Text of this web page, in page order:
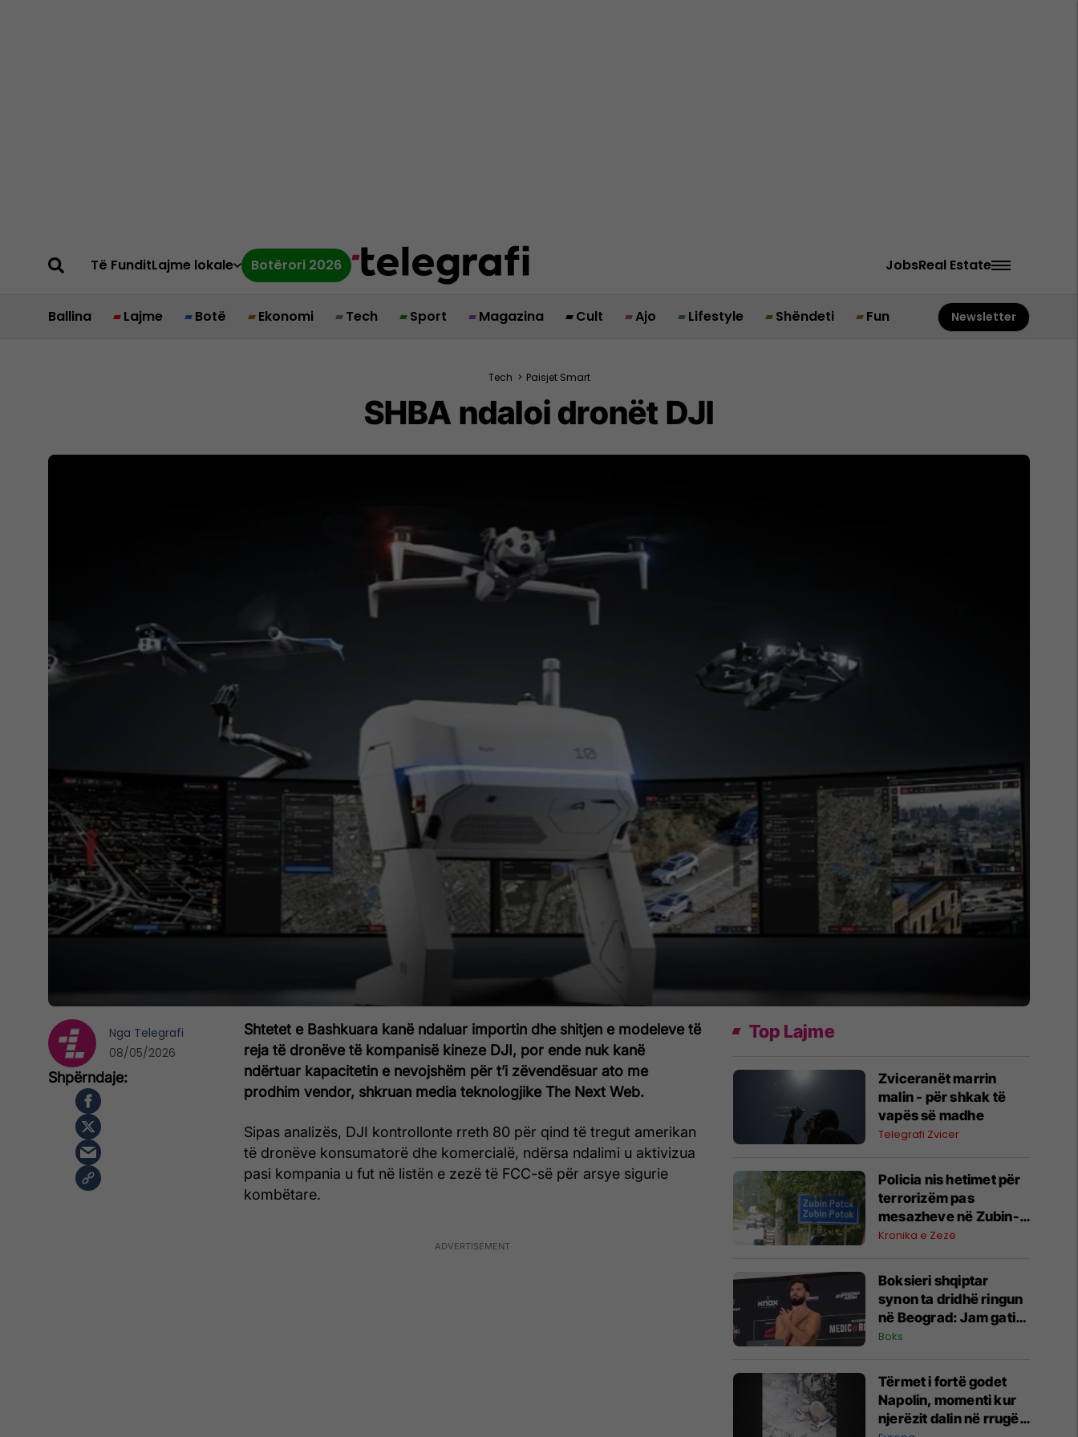
Të FunditLajme lokale Botërori 2026 JobsReal Estate
Ballina Lajme Botë Ekonomi Tech Sport Magazina Cult Ajo Lifestyle Shëndeti Fun Newsletter
Tech > Paisjet Smart
SHBA ndaloi dronët DJI
Shtetet e Bashkuara kanë ndaluar importin dhe shitjen e modeleve të
reja të dronëve të kompanisë kineze DJI, por ende nuk kanë
ndërtuar kapacitetin e nevojshëm për t’i zëvendësuar ato me
prodhim vendor, shkruan media teknologjike The Next Web.
Sipas analizës, DJI kontrollonte rreth 80 për qind të tregut amerikan
të dronëve konsumatorë dhe komercialë, ndërsa ndalimi u aktivizua
pasi kompania u fut në listën e zezë të FCC-së për arsye sigurie
kombëtare.
Nga Telegrafi
08/05/2026
Top Lajme
Zviceranët marrin
malin - për shkak të
vapës së madhe
Telegrafi Zvicer
Policia nis hetimet për
terrorizëm pas
mesazheve në Zubin-
Potok
Kronika e Zezë
Boksieri shqiptar
synon ta dridhë ringun
në Beograd: Jam gati,
Zoti e bekoftë
Boks
Tërmet i fortë godet
Napolin, momenti kur
njerëzit dalin në rrugë -